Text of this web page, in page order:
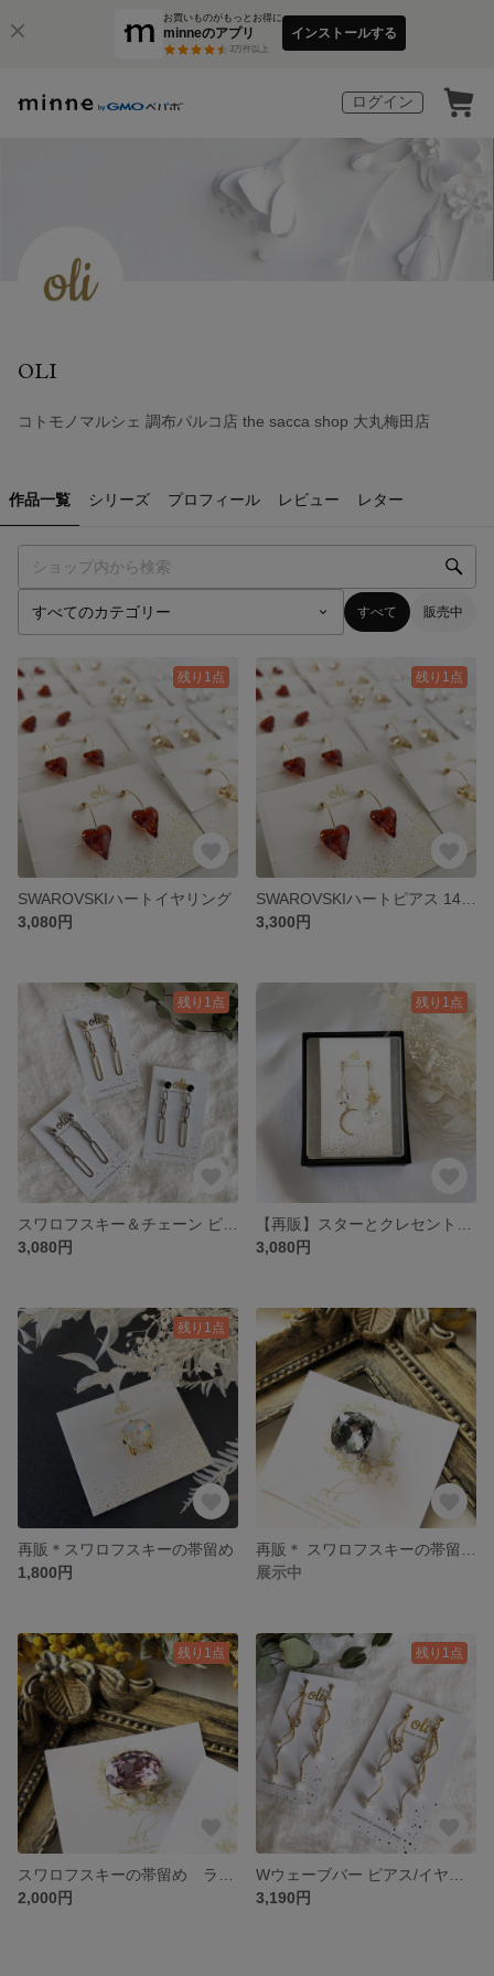
お買いものがもっとお得に
minneのアプリ
3万件以上
インストールする
ログイン
OLI
コトモノマルシェ 調布パルコ店 the sacca shop 大丸梅田店
作品一覧 シリーズ プロフィール レビュー レター
すべて 販売中
残り1点
SWAROVSKIハートイヤリング
3,080円
残り1点
3,300円
残り1点
3,080円
残り1点
3,080円
残り1点
再販＊スワロフスキーの帯留め
1,800円
展示中
残り1点
2,000円
残り1点
3,190円